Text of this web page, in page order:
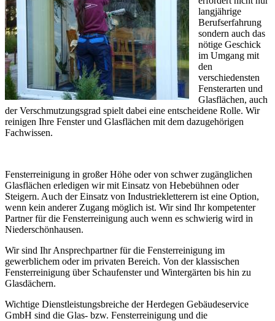
langjährige
Berufserfahrung
sondern auch das
nötige Geschick
im Umgang mit
den
verschiedensten
Fensterarten und
Glasflächen, auch
der Verschmutzungsgrad spielt dabei eine entscheidene Rolle. Wir
reinigen Ihre Fenster und Glasflächen mit dem dazugehörigen
Fachwissen.
Fensterreinigung in großer Höhe oder von schwer zugänglichen
Glasflächen erledigen wir mit Einsatz von Hebebühnen oder
Steigern. Auch der Einsatz von Industriekletterern ist eine Option,
wenn kein anderer Zugang möglich ist. Wir sind Ihr kompetenter
Partner für die Fensterreinigung auch wenn es schwierig wird in
Niederschönhausen.
Wir sind Ihr Ansprechpartner für die Fensterreinigung im
gewerblichem oder im privaten Bereich. Von der klassischen
Fensterreinigung über Schaufenster und Wintergärten bis hin zu
Glasdächern.
Wichtige Dienstleistungsbreiche der Herdegen Gebäudeservice
GmbH sind die Glas- bzw. Fensterreinigung und die